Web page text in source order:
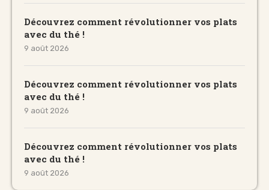
Découvrez comment révolutionner vos plats
avec du thé !
9 août 2026
Découvrez comment révolutionner vos plats
avec du thé !
9 août 2026
Découvrez comment révolutionner vos plats
avec du thé !
9 août 2026